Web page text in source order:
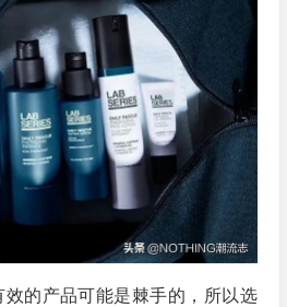
的产品可能是棘手的，所以选